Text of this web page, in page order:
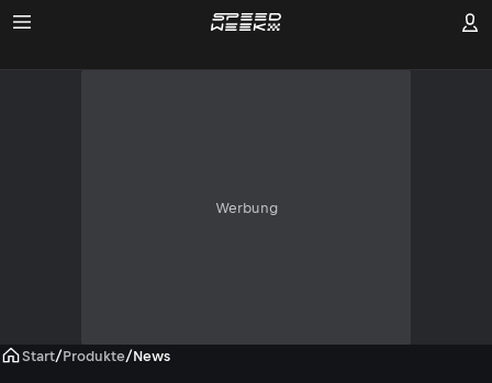
Werbung
Start/Produkte/News